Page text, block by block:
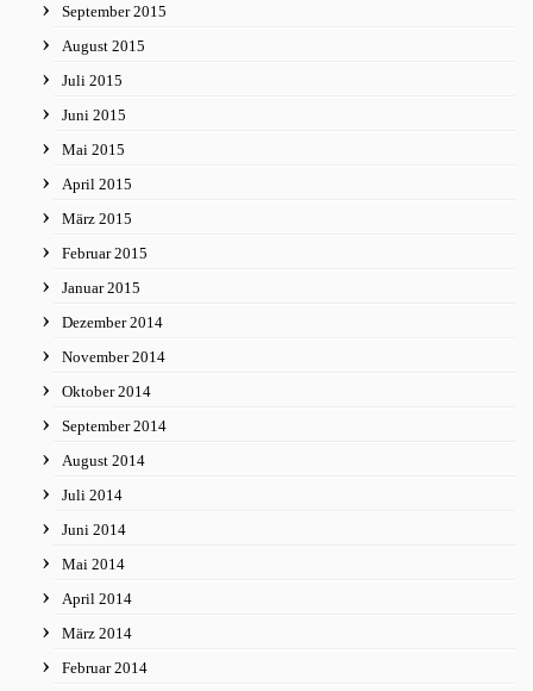
September 2015
August 2015
Juli 2015
Juni 2015
Mai 2015
April 2015
März 2015
Februar 2015
Januar 2015
Dezember 2014
November 2014
Oktober 2014
September 2014
August 2014
Juli 2014
Juni 2014
Mai 2014
April 2014
März 2014
Februar 2014